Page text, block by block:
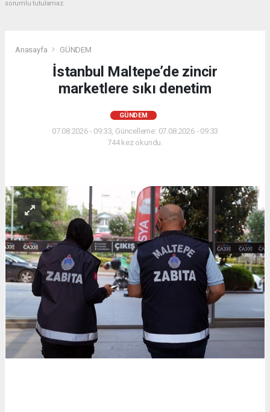
sorumlu tutulamaz.
Anasayfa GÜNDEM
İstanbul Maltepe’de zincir
marketlere sıkı denetim
GÜNDEM
07.08.2026 - 09:33, Güncelleme: 07.08.2026 - 09:33
744 kez okundu.